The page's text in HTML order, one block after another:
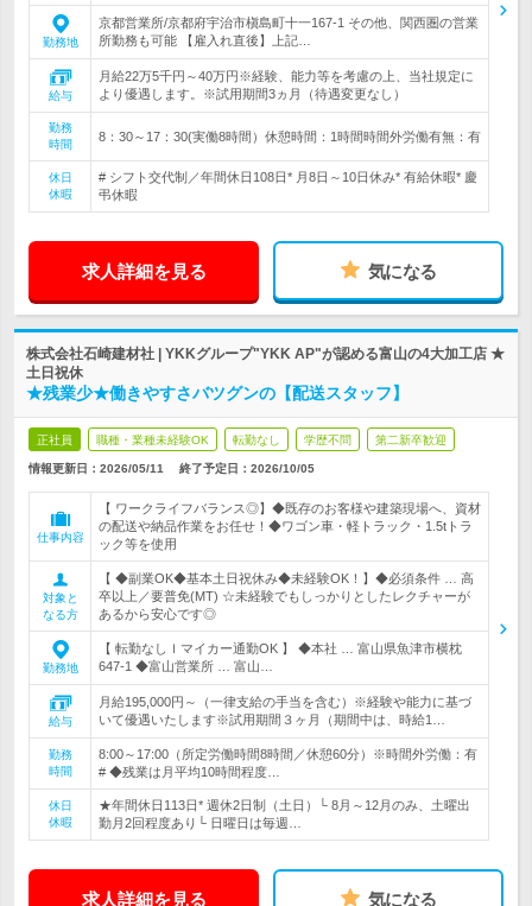
勤務地
京都営業所/京都府宇治市槇島町十一167-1 その他、関西圏の営業
所勤務も可能 【雇入れ直後】上記…
給与
月給22万5千円～40万円※経験、能力等を考慮の上、当社規定に
より優遇します。※試用期間3ヵ月（待遇変更なし）
勤務
時間
8：30～17：30(実働8時間）休憩時間：1時間時間外労働有無：有
休日
休暇
# シフト交代制／年間休日108日* 月8日～10日休み* 有給休暇* 慶
弔休暇
求人詳細を見る 気になる
株式会社石崎建材社 | YKKグループ"YKK AP"が認める富山の4大加工店 ★
土日祝休
★残業少★働きやすさバツグンの【配送スタッフ】
正社員 職種・業種未経験OK 転勤なし 学歴不問 第二新卒歓迎
情報更新日：2026/05/11 終了予定日： 2026/10/05
仕事内容
【 ワークライフバランス◎】◆既存のお客様や建築現場へ、資材
の配送や納品作業をお任せ！◆ワゴン車・軽トラック・1.5tトラ
ック等を使用
対象と
なる方
【 ◆副業OK◆基本土日祝休み◆未経験OK！】◆必須条件 … 高
卒以上／要普免(MT) ☆未経験でもしっかりとしたレクチャーが
あるから安心です◎
勤務地
【 転勤なしｌマイカー通勤OK 】 ◆本社 … 富山県魚津市横枕
647-1 ◆富山営業所 … 富山…
給与
月給195,000円～（一律支給の手当を含む）※経験や能力に基づ
いて優遇いたします※試用期間３ヶ月（期間中は、時給1…
勤務
時間
8:00～17:00（所定労働時間8時間／休憩60分）※時間外労働：有
# ◆残業は月平均10時間程度…
休日
休暇
★年間休日113日* 週休2日制（土日）└ 8月～12月のみ、土曜出
勤月2回程度あり└ 日曜日は毎週…
求人詳細を見る 気になる